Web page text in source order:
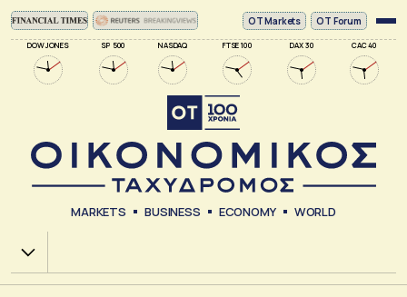
DOW JONES SP 500 NASDAQ FTSE 100 DAX 30 CAC 40
ΟΤ Markets OT Forum
MARKETS BUSINESS ECONOMY WORLD
Χ.Α.